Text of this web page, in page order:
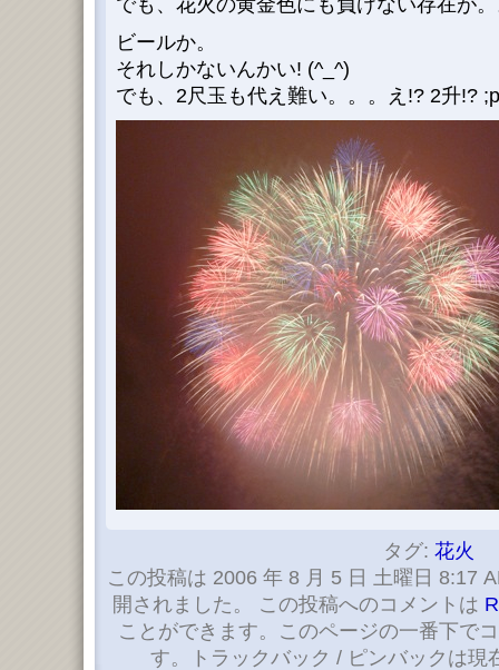
でも、花火の黄金色にも負けない存在が
ビールか。
それしかないんかい! (^_^)
でも、2尺玉も代え難い。。。え!? 2升!? ;p
タグ: 花火
この投稿は 2006 年 8 月 5 日 土曜日 8:17
開されました。 この投稿へのコメントは
ことができます。このページの一番下で
す。トラックバック / ピンバックは現